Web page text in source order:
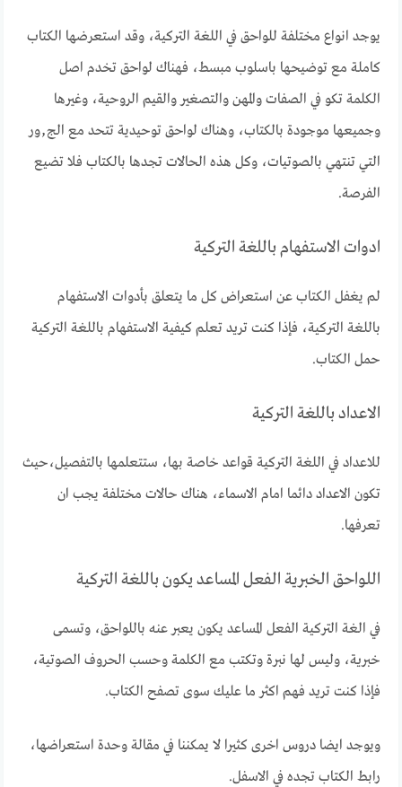
يوجد انواع مختلفة للواحق في اللغة التركية، وقد استعرضها الكتاب
كاملة مع توضيحها باسلوب مبسط، فهناك لواحق تخدم اصل
الكلمة تكو في الصفات والمهن والتصغير والقيم الروحية، وغيرها
وجميعها موجودة بالكتاب، وهناك لواحق توحيدية تتحد مع الج٫ور
التي تنتهي بالصوتيات، وكل هذه الحالات تجدها بالكتاب فلا تضيع
الفرصة.
ادوات الاستفهام باللغة التركية
لم يغفل الكتاب عن استعراض كل ما يتعلق بأدوات الاستفهام
باللغة التركية، فإذا كنت تريد تعلم كيفية الاستفهام باللغة التركية
حمل الكتاب.
الاعداد باللغة التركية
للاعداد في اللغة التركية قواعد خاصة بها، ستتعلمها بالتفصيل،حيث
تكون الاعداد دائما امام الاسماء، هناك حالات مختلفة يجب ان
تعرفها.
اللواحق الخبرية الفعل المساعد يكون باللغة التركية
في الغة التركية الفعل المساعد يكون يعبر عنه باللواحق، وتسمى
خبرية، وليس لها نبرة وتكتب مع الكلمة وحسب الحروف الصوتية،
فإذا كنت تريد فهم اكثر ما عليك سوى تصفح الكتاب.
ويوجد ايضا دروس اخرى كثيرا لا يمكننا في مقالة وحدة استعراضها،
رابط الكتاب تجده في الاسفل.